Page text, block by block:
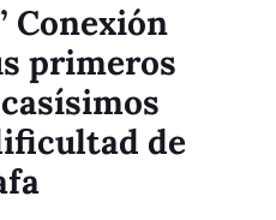
Conexión
primeros
de